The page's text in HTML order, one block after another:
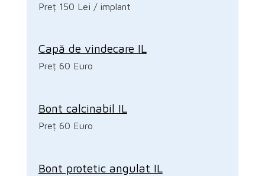
Preț 150 Lei / implant
Capă de vindecare IL
Preț 60 Euro
Bont calcinabil IL
Preț 60 Euro
Bont protetic angulat IL